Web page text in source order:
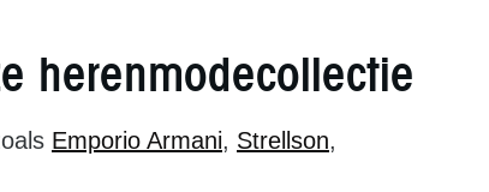
herenmodecollectie
Emporio Armani, Strellson,